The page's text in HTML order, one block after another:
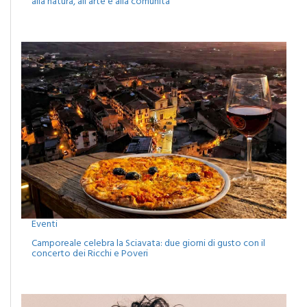
Eventi
Camporeale celebra la Sciavata: due giorni di gusto con il
concerto dei Ricchi e Poveri